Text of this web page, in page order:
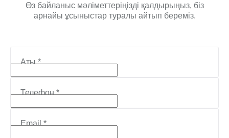
Өз байланыс мәліметтеріңізді қалдырыңыз, біз
арнайы ұсыныстар туралы айтып береміз.
Аты*
Телефон*
Email*